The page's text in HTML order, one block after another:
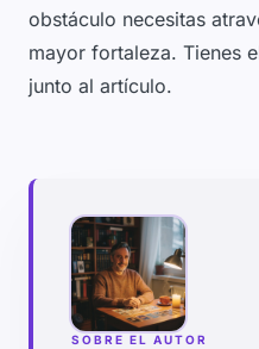
obstáculo necesitas
mayor fortaleza. Tienes
junto al artículo.
SOBRE EL AUTOR